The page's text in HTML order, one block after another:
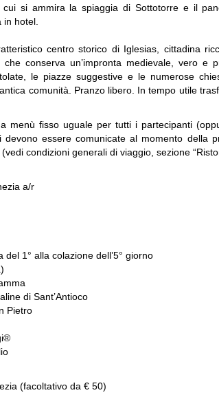
si ammira la spiaggia di Sottotorre e il
hotel.
centro storico di Iglesias, cittadina
conserva un’impronta medievale, vero e
le piazze suggestive e le numerose
comunità. Pranzo libero. In tempo utile
menù fisso uguale per tutti i partecipanti
devono essere comunicate al momento della
condizioni generali di viaggio, sezione
a/r
1° alla colazione dell’5° giorno
di Sant’Antioco
Pietro
(facoltativo da € 50)